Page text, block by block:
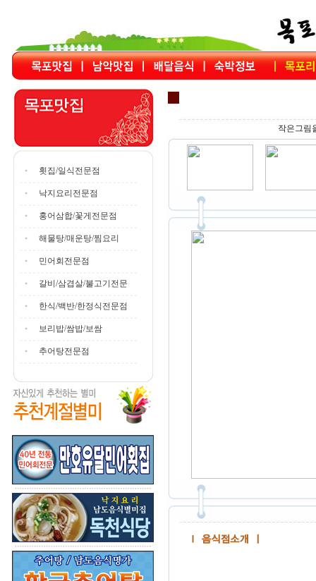
횟집/일식전문점
낙지요리전문점
홍어삼합/꽃게전문점
해물탕/매운탕/찜요리
민어회전문점
갈비/삼겹살/불고기전문
한식/백반/한정식전문점
보리밥/쌈밥/보쌈
추어탕전문점
작은그림